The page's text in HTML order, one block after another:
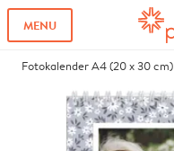
MENU
Fotokalender A4 (20 x 30 cm)